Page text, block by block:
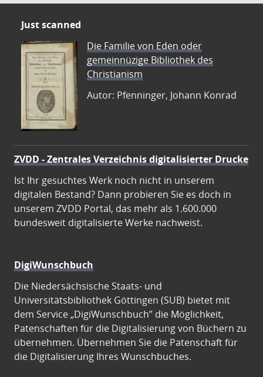
Just scanned
Die Familie von Eden oder
gemeinnüzige Bibliothek des
Christianism
Autor: Pfenninger, Johann Konrad
ZVDD - Zentrales Verzeichnis digitalisierter Drucke
Ist Ihr gesuchtes Werk noch nicht in unserem
digitalen Bestand? Dann probieren Sie es doch in
unserem ZVDD Portal, das mehr als 1.600.000
bundesweit digitalisierte Werke nachweist.
DigiWunschbuch
Die Niedersächsische Staats- und
Universitätsbibliothek Göttingen (SUB) bietet mit
dem Service „DigiWunschbuch” die Möglichkeit,
Patenschaften für die Digitalisierung von Büchern zu
übernehmen. Übernehmen Sie die Patenschaft für
die Digitalisierung Ihres Wunschbuches.